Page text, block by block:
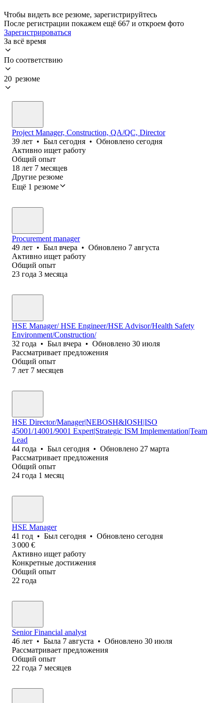
Чтобы видеть все резюме, зарегистрируйтесь
После регистрации покажем ещё 667 и откроем фото
Зарегистрироваться
За всё время
По соответствию
20 резюме
Project Manager, Construction, QA/QC, Director
39 лет • Был сегодня • Обновлено сегодня
Активно ищет работу
Общий опыт
18 лет 7 месяцев
Другие резюме
Ещё 1 резюме
Procurement manager
49 лет • Был вчера • Обновлено 7 августа
Активно ищет работу
Общий опыт
23 года 3 месяца
HSE Manager/ HSE Engineer/HSE Advisor/Health Safety
Environment/Construction/
32 года • Был вчера • Обновлено 30 июля
Рассматривает предложения
Общий опыт
7 лет 7 месяцев
HSE Director/Manager|NEBOSH&IOSH|ISO
45001/14001/9001 Expert|Strategic ISM Implementation|Team
Lead
44 года • Был сегодня • Обновлено 27 марта
Рассматривает предложения
Общий опыт
24 года 1 месяц
HSE Manager
41 год • Был сегодня • Обновлено сегодня
3 000 €
Активно ищет работу
Конкретные достижения
Общий опыт
22 года
Senior Financial analyst
46 лет • Была 7 августа • Обновлено 30 июля
Рассматривает предложения
Общий опыт
22 года 7 месяцев